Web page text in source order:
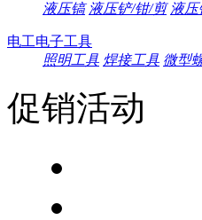
液压镐 液压铲/钳/剪 液压
电工电子工具
照明工具 焊接工具 微型
促销活动